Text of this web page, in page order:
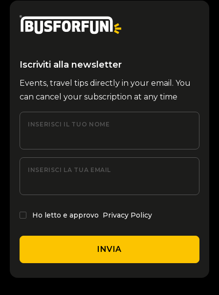
Iscriviti alla newsletter
Events, travel tips directly in your email. You
can cancel your subscription at any time
INSERISCI IL TUO NOME
INSERISCI LA TUA EMAIL
Ho letto e approvo Privacy Policy
INVIA